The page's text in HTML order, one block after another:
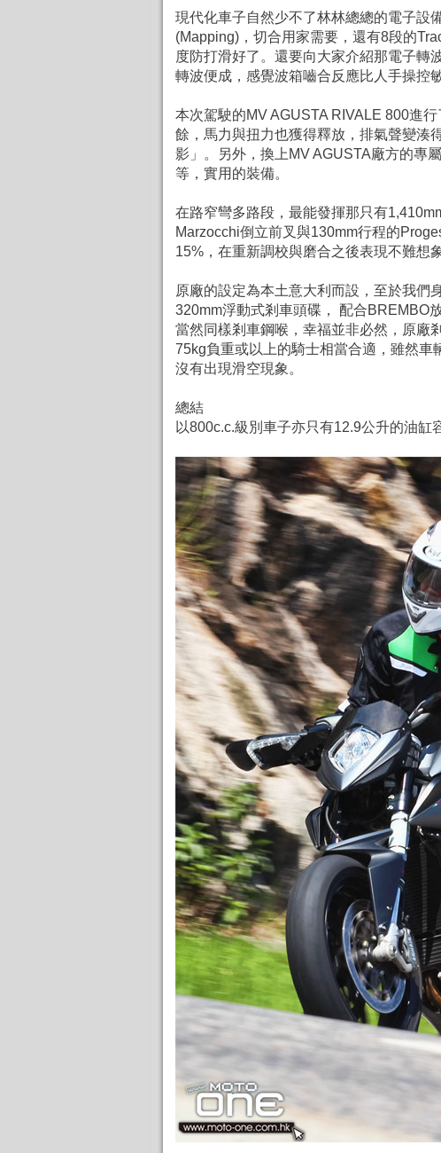
現代化車子自然少不了林林總總的電子設
(Mapping)，切合用家需要，還有8段的
度防打滑好了。還要向大家介紹那電子轉
轉波便成，感覺波箱嚙合反應比人手操控
本次駕駛的MV AGUSTA RIVALE 800進
餘，馬力與扭力也獲得釋放，排氣聲變湊
影」。另外，換上MV AGUSTA廠方的專
等，實用的裝備。
在路窄彎多路段，最能發揮那只有
Marzocchi倒立前叉與130mm行程的
15%，在重新調校與磨合之後表現不難想
原廠的設定為本土意大利而設，至於我們
320mm浮動式剎車頭碟， 配合BREMBO
當然同樣剎車鋼喉，幸福並非必然，原廠
75kg負重或以上的騎士相當合適，雖然
沒有出現滑空現象。
總結
以800c.c.級別車子亦只有12.9公升的油缸